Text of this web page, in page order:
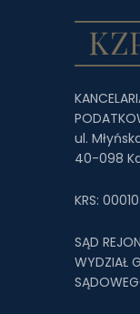
ul.
40-098
KRS:
SĄD
WYDZIAŁ